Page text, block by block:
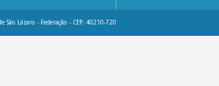
Lázaro - Federação - CEP: 40210-720